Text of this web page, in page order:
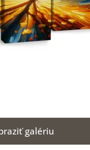
galériu